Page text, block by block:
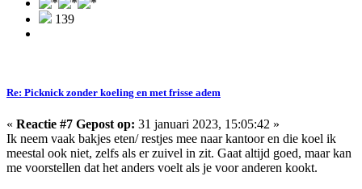
139
Re: Picknick zonder koeling en met frisse adem
« Reactie #7 Gepost op: 31 januari 2023, 15:05:42 »
Ik neem vaak bakjes eten/ restjes mee naar kantoor en die koel ik
meestal ook niet, zelfs als er zuivel in zit. Gaat altijd goed, maar kan
me voorstellen dat het anders voelt als je voor anderen kookt.